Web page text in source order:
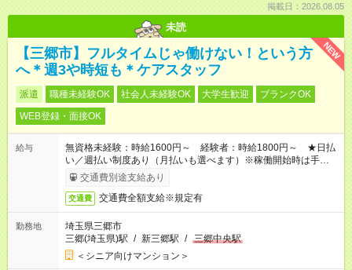
掲載日：2026.08.05
未読
NEW
【三郷市】フルタイムじゃ働けない！という方
へ＊週3や時短も＊ケアスタッフ
派遣 職種未経験OK 社会人未経験OK 大学生歓迎
ブランクOK
WEB登録・面接OK
給与
無資格未経験：時給1600円～ 経験者：時給1800円～ ★日払
い／週払い制度あり（月払いも選べます）※稼働開始時は手続き
完了次第のお支払いとなります。
交通費別途支給あり
交通費 交通費全額支給※規定有
勤務地
埼玉県三郷市
三郷(埼玉県)駅 / 新三郷駅 / 三郷中央駅
＜シニア向けマンション＞